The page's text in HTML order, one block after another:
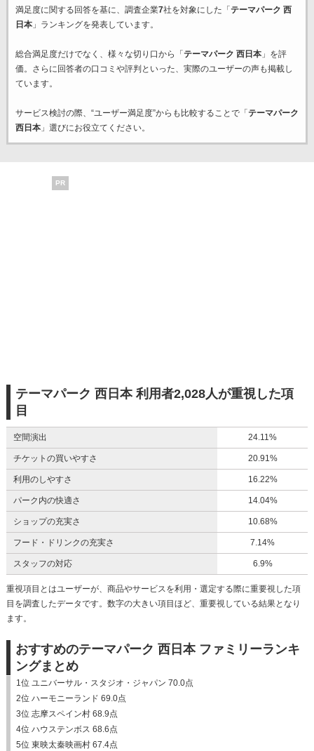
満足度に関する回答を基に、調査企業7社を対象にした「 テーマパーク 西
日本」ランキングを発表しています。
総合満足度だけでなく、様々な切り口から「 テーマパーク 西日本」を評
価。さらに回答者の口コミや評判といった、実際のユーザーの声も掲載し
ています。
サービス検討の際、“ユーザー満足度”からも比較することで「 テーマパーク
西日本」選びにお役立てください。
PR
テーマパーク 西日本 利用者2,028人が重視した項
目
空間演出 24.11%
チケットの買いやすさ 20.91%
利用のしやすさ 16.22%
パーク内の快適さ 14.04%
ショップの充実さ 10.68%
フード・ドリンクの充実さ 7.14%
スタッフの対応 6.9%
重視項目とはユーザーが、商品やサービスを利用・選定する際に重要視した項
目を調査したデータです。数字の大きい項目ほど、重要視している結果となり
ます。
おすすめのテーマパーク 西日本 ファミリーランキ
ングまとめ
1位 ユニバーサル・スタジオ・ジャパン 70.0点
2位 ハーモニーランド 69.0点
3位 志摩スペイン村 68.9点
4位 ハウステンボス 68.6点
5位 東映太秦映画村 67.4点